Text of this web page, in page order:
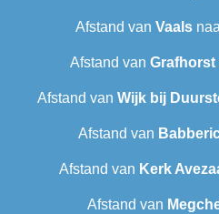
Afstand van Vaals
Afstand van Grafhorst
Afstand van Wijk bij
Afstand van
Afstand van Kerk
Afstand van